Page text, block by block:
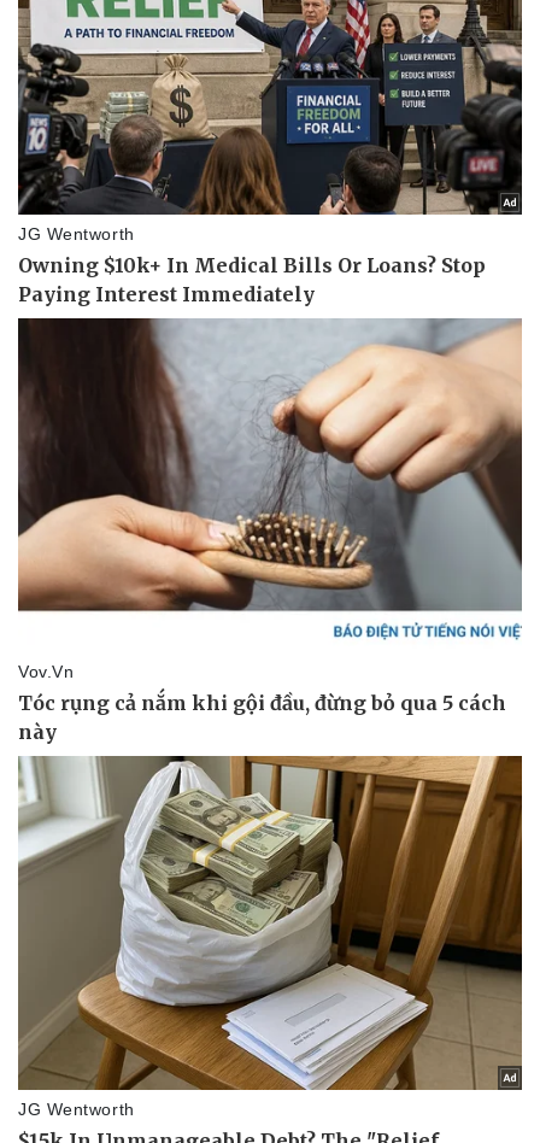
Thể thao
Bóng đá
Lịch thi đấu bóng đá
Thế giới thể thao
eSports
Ô tô - Xe máy
Xe máy
Tư vấn